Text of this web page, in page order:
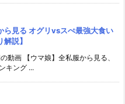
ら見る オグリvsスぺ最強大食い
説】
動画 【ウマ娘】全私服から見る、
キング ...